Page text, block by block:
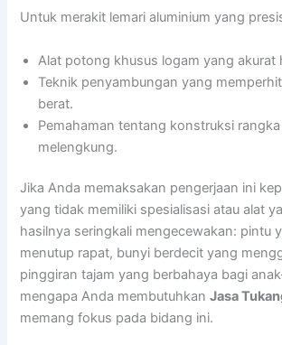
Untuk merakit lemari aluminium yang
Alat potong khusus logam yang akurat
Teknik penyambungan yang
berat.
Pemahaman tentang konstruksi
melengkung.
Jika Anda memaksakan pengerjaan ini
yang tidak memiliki spesialisasi atau alat
hasilnya seringkali mengecewakan: pintu
menutup rapat, bunyi berdecit yang
pinggiran tajam yang berbahaya bagi
mengapa Anda membutuhkanJasa
memang fokus pada bidang ini.